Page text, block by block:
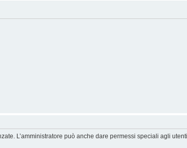
L’amministratore può anche dare permessi speciali agli